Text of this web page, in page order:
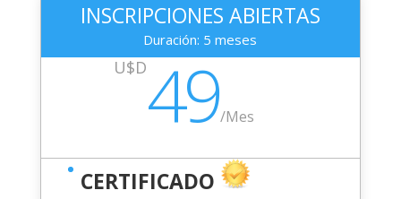
INSCRIPCIONES ABIERTAS
Duración: 5 meses
U$D49/Mes
CERTIFICADO